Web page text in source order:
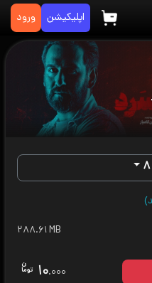
اپلیکیشن ورود
۲۸۸.۶۱ MB
۱۰.۰۰۰